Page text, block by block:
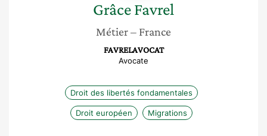
GrâceFavrel
Métier– France
FAVRELAVOCAT
Avocate
Droit des libertés fondamentales
Droit européen Migrations